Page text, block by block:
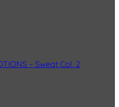
– Sweat Col. 2